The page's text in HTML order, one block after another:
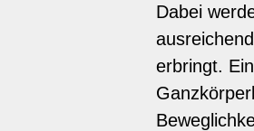
Dabei
erbringt.